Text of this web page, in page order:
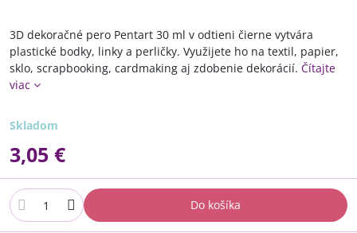
3D dekoračné pero Pentart 30 ml v odtieni čierne vytvára
plastické bodky, linky a perličky. Využijete ho na textil, papier,
sklo, scrapbooking, cardmaking aj zdobenie dekorácií. Čítajte
viac
Skladom
3,05 €
Do košíka